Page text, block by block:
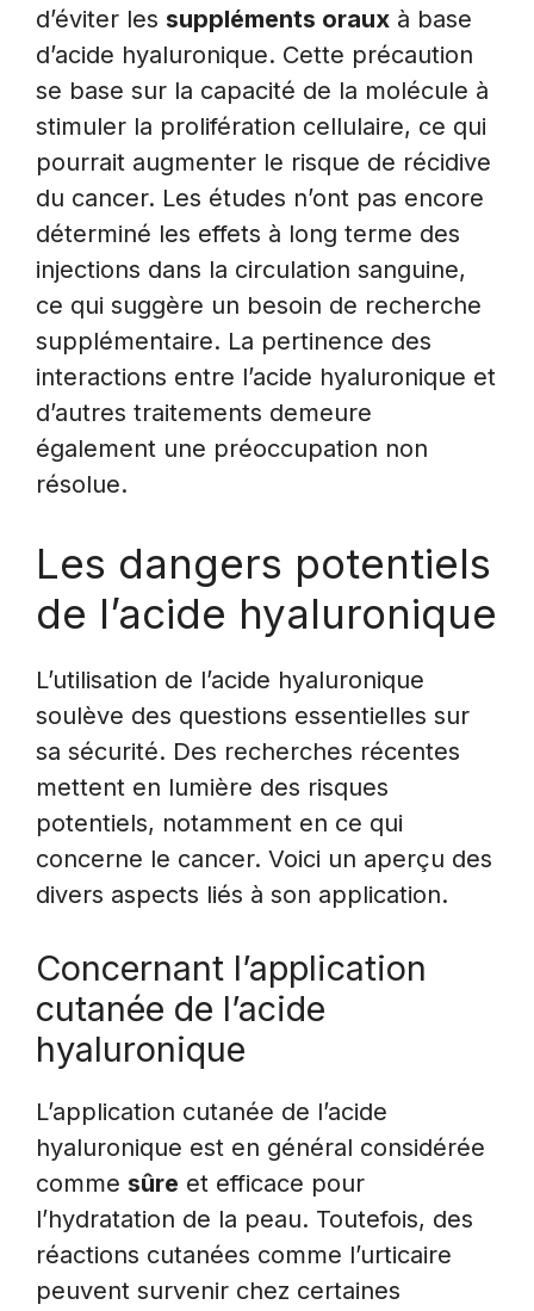
d’éviter les suppléments oraux à base
d’acide hyaluronique. Cette précaution
se base sur la capacité de la molécule à
stimuler la prolifération cellulaire, ce qui
pourrait augmenter le risque de récidive
du cancer. Les études n’ont pas encore
déterminé les effets à long terme des
injections dans la circulation sanguine,
ce qui suggère un besoin de recherche
supplémentaire. La pertinence des
interactions entre l’acide hyaluronique et
d’autres traitements demeure
également une préoccupation non
résolue.
Les dangers potentiels
de l’acide hyaluronique
L’utilisation de l’acide hyaluronique
soulève des questions essentielles sur
sa sécurité. Des recherches récentes
mettent en lumière des risques
potentiels, notamment en ce qui
concerne le cancer. Voici un aperçu des
divers aspects liés à son application.
Concernant l’application
cutanée de l’acide
hyaluronique
L’application cutanée de l’acide
hyaluronique est en général considérée
comme sûre et efficace pour
l’hydratation de la peau. Toutefois, des
réactions cutanées comme l’urticaire
peuvent survenir chez certaines